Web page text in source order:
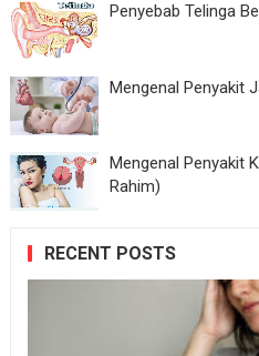
Penyebab Telinga
Mengenal Penyakit
Mengenal Penyakit
Rahim)
RECENT POSTS